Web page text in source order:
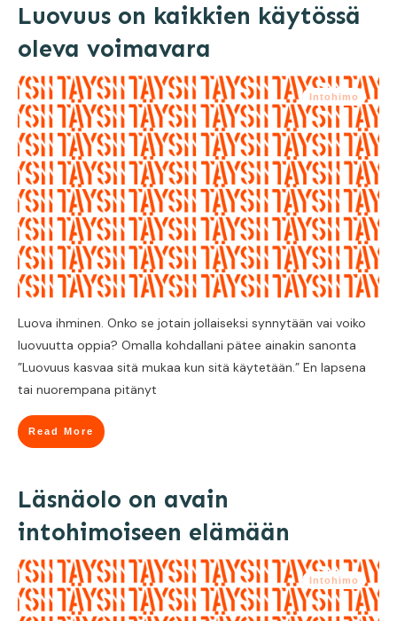
Luovuus on kaikkien käytössä
oleva voimavara
Intohimo
Luova ihminen. Onko se jotain jollaiseksi synnytään vai voiko
luovuutta oppia? Omalla kohdallani pätee ainakin sanonta
”Luovuus kasvaa sitä mukaa kun sitä käytetään.” En lapsena
tai nuorempana pitänyt
Read More
Läsnäolo on avain
intohimoiseen elämään
Intohimo